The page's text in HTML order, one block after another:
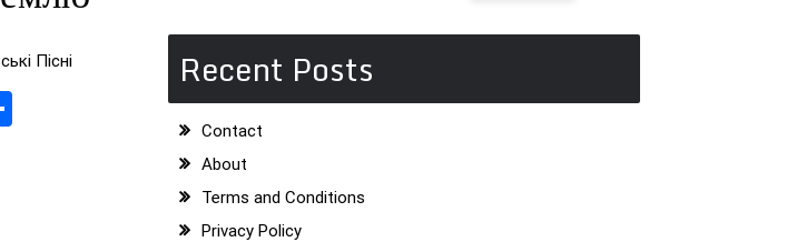
Пісні
Поділитися
Recent Posts
Contact
About
Terms and Conditions
Privacy Policy